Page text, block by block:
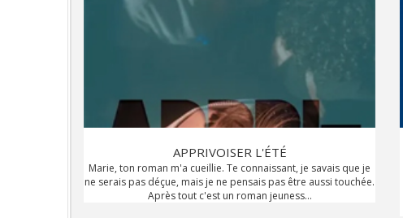
APPRIVOISER L'ÉTÉ
Marie, ton roman m'a cueillie. Te connaissant, je savais que je
ne serais pas déçue, mais je ne pensais pas être aussi touchée.
Après tout c'est un roman jeuness...